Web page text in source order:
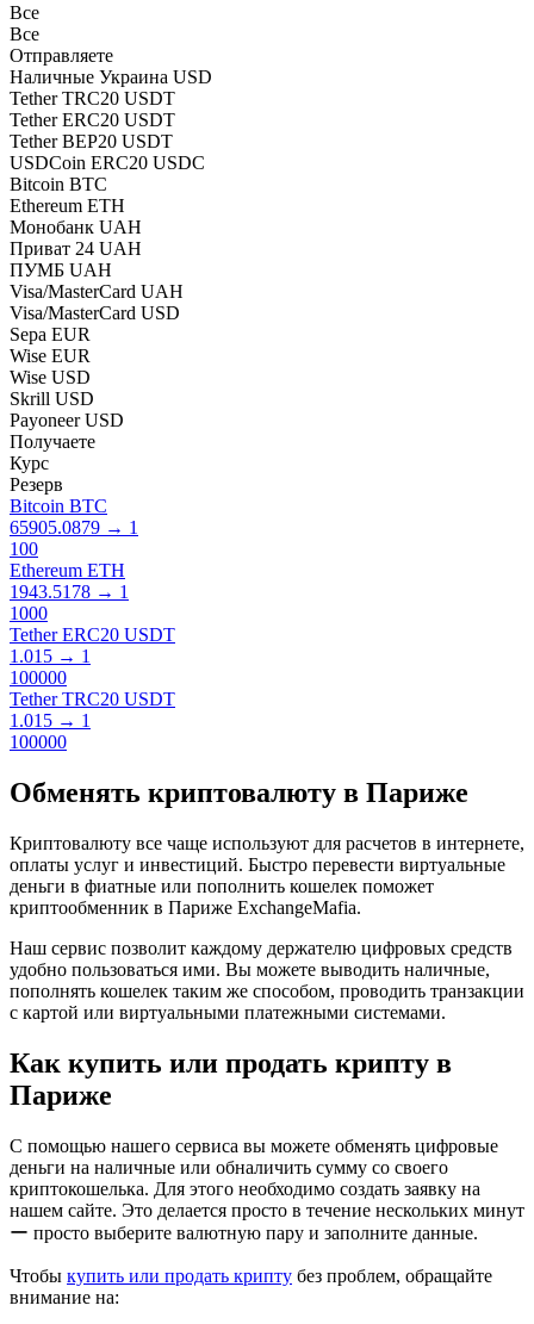
Все
Все
Отправляете
Наличные Украина USD
Tether TRC20 USDT
Tether ERC20 USDT
Tether BEP20 USDT
USDCoin ERC20 USDC
Bitcoin BTC
Ethereum ETH
Монобанк UAH
Приват 24 UAH
ПУМБ UAH
Visa/MasterCard UAH
Visa/MasterCard USD
Sepa EUR
Wise EUR
Wise USD
Skrill USD
Payoneer USD
Получаете
Курс
Резерв
Bitcoin BTC
65905.0879 → 1
100
Ethereum ETH
1943.5178 → 1
1000
Tether ERC20 USDT
1.015 → 1
100000
Tether TRC20 USDT
1.015 → 1
100000
Обменять криптовалюту в Париже
Криптовалюту все чаще используют для расчетов в интернете,
оплаты услуг и инвестиций. Быстро перевести виртуальные
деньги в фиатные или пополнить кошелек поможет
криптообменник в Париже ExchangeMafia.
Наш сервис позволит каждому держателю цифровых средств
удобно пользоваться ими. Вы можете выводить наличные,
пополнять кошелек таким же способом, проводить транзакции
с картой или виртуальными платежными системами.
Как купить или продать крипту в
Париже
С помощью нашего сервиса вы можете обменять цифровые
деньги на наличные или обналичить сумму со своего
криптокошелька. Для этого необходимо создать заявку на
нашем сайте. Это делается просто в течение нескольких минут
ー просто выберите валютную пару и заполните данные.
Чтобы купить или продать крипту без проблем, обращайте
внимание на: